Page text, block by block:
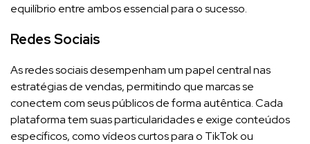
equilíbrio entre ambos essencial para o sucesso.
Redes Sociais
As redes sociais desempenham um papel central nas
estratégias de vendas, permitindo que marcas se
conectem com seus públicos de forma autêntica. Cada
plataforma tem suas particularidades e exige conteúdos
específicos, como vídeos curtos para o TikTok ou